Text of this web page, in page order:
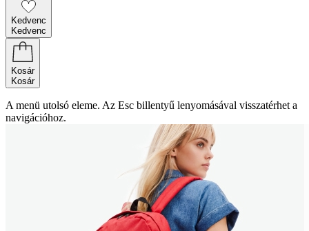
Kedvenc
Kedvenc
Kosár
Kosár
A menü utolsó eleme. Az Esc billentyű lenyomásával visszatérhet a
navigációhoz.